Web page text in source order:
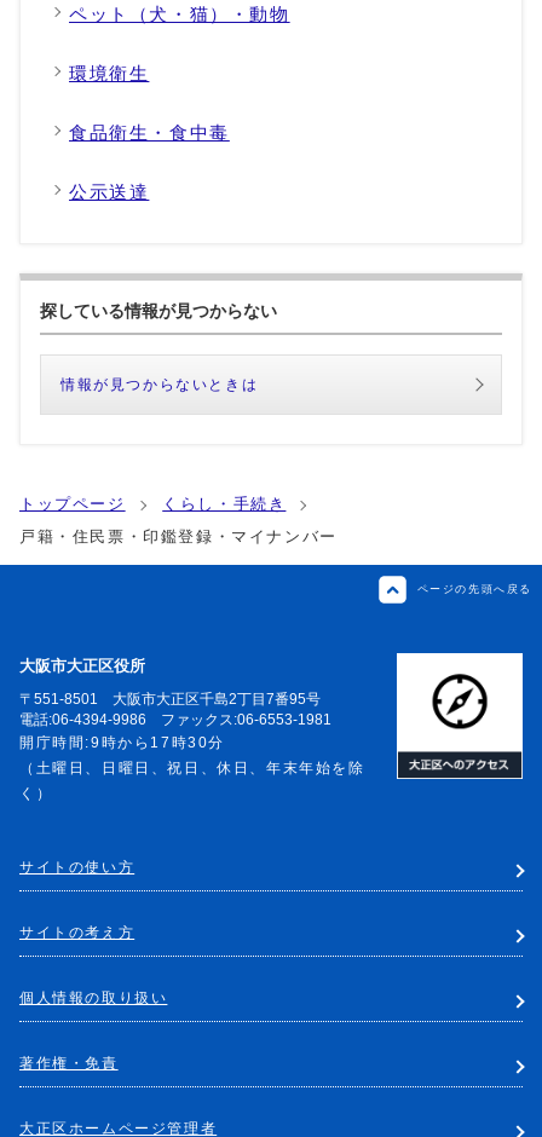
ペット（犬・猫）・動物
環境衛生
食品衛生・食中毒
公示送達
探している情報が見つからない
情報が見つからないときは
トップページ
くらし・手続き
戸籍・住民票・印鑑登録・マイナンバー
ページの先頭へ戻る
大阪市大正区役所
〒551-8501 大阪市大正区千島2丁目7番95号
電話:06-4394-9986 ファックス:06-6553-1981
開庁時間:9時から17時30分
（土曜日、日曜日、祝日、休日、年末年始を除
く）
サイトの使い方
サイトの考え方
個人情報の取り扱い
著作権・免責
大正区ホームページ管理者